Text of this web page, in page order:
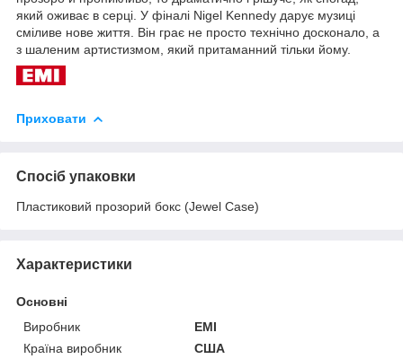
який оживає в серці. У фіналі Nigel Kennedy дарує музиці
сміливе нове життя. Він грає не просто технічно досконало, а
з шаленим артистизмом, який притаманний тільки йому.
Приховати
Спосіб упаковки
Пластиковий прозорий бокс (Jewel Case)
Характеристики
Основні
Виробник
ЕМІ
Країна виробник
США